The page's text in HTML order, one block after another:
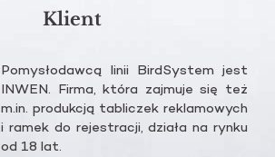
Klient
Po­my­sło­daw­cą linii Bird­Sys­tem jest
INWEN. Firma, która zaj­mu­je się też
m.​in. pro­duk­cją ta­bli­czek re­kla­mo­wych
i ramek do re­je­stra­cji, dzia­ła na rynku
od 18 lat.